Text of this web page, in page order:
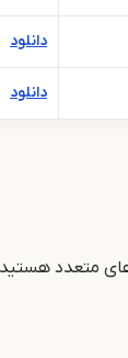
دانلود
دانلود